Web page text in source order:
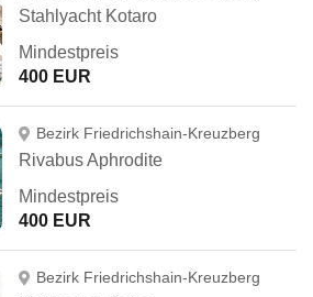
Stahlyacht Kotaro
Mindestpreis
400 EUR
Bezirk Friedrichshain-Kreuzberg
Rivabus Aphrodite
Mindestpreis
400 EUR
Bezirk Friedrichshain-Kreuzberg